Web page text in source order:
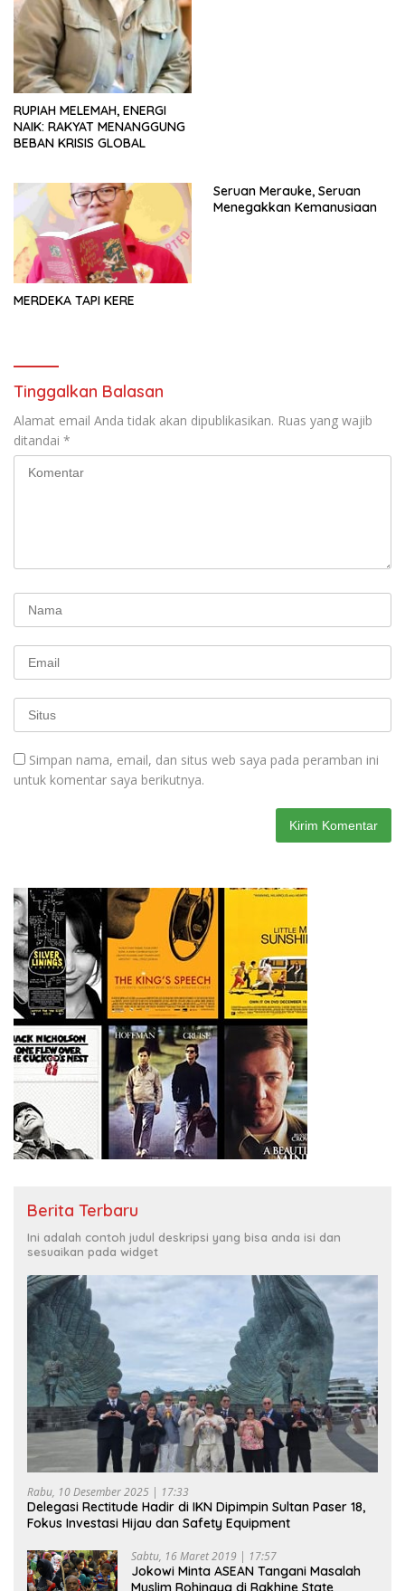
RUPIAH MELEMAH, ENERGI
NAIK: RAKYAT MENANGGUNG
BEBAN KRISIS GLOBAL
MERDEKA TAPI KERE
Seruan Merauke, Seruan
Menegakkan Kemanusiaan
Tinggalkan Balasan
Alamat email Anda tidak akan dipublikasikan. Ruas yang wajib
ditandai *
Simpan nama, email, dan situs web saya pada peramban ini
untuk komentar saya berikutnya.
Berita Terbaru
Ini adalah contoh judul deskripsi yang bisa anda isi dan
sesuaikan pada widget
Rabu, 10 Desember 2025 | 17:33
Delegasi Rectitude Hadir di IKN Dipimpin Sultan Paser 18,
Fokus Investasi Hijau dan Safety Equipment
Sabtu, 16 Maret 2019 | 17:57
Jokowi Minta ASEAN Tangani Masalah